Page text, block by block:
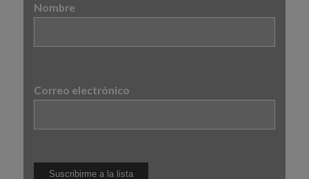
Nombre
Correo electrónico